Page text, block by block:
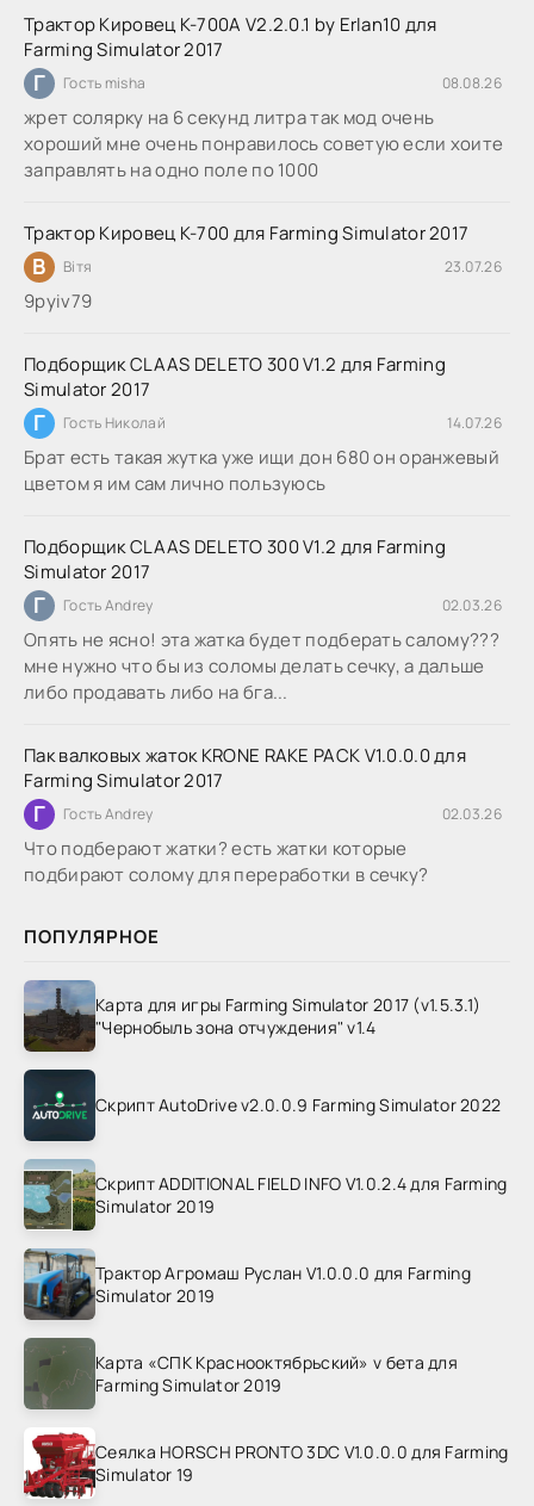
Трактор Кировец К-700А V2.2.0.1 by Erlan10 для
Farming Simulator 2017
Г Гость misha 08.08.26
жрет солярку на 6 секунд литра так мод очень
хороший мне очень понравилось советую если хоите
заправлять на одно поле по 1000
Трактор Кировец К-700 для Farming Simulator 2017
В Вітя 23.07.26
9руіv79
Подборщик CLAAS DELETO 300 V1.2 для Farming
Simulator 2017
Г Гость Николай 14.07.26
Брат есть такая жутка уже ищи дон 680 он оранжевый
цветом я им сам лично пользуюсь
Подборщик CLAAS DELETO 300 V1.2 для Farming
Simulator 2017
Г Гость Andrey 02.03.26
Опять не ясно! эта жатка будет подберать салому???
мне нужно что бы из соломы делать сечку, а дальше
либо продавать либо на бга...
Пак валковых жаток KRONE RAKE PACK V1.0.0.0 для
Farming Simulator 2017
Г Гость Andrey 02.03.26
Что подберают жатки? есть жатки которые
подбирают солому для переработки в сечку?
ПОПУЛЯРНОЕ
Карта для игры Farming Simulator 2017 (v1.5.3.1)
"Чернобыль зона отчуждения" v1.4
Скрипт AutoDrive v2.0.0.9 Farming Simulator 2022
Скрипт ADDITIONAL FIELD INFO V1.0.2.4 для Farming
Simulator 2019
Трактор Агромаш Руслан V1.0.0.0 для Farming
Simulator 2019
Карта «СПК Краснооктябрьский» v бета для
Farming Simulator 2019
Сеялка HORSCH PRONTO 3DC V1.0.0.0 для Farming
Simulator 19